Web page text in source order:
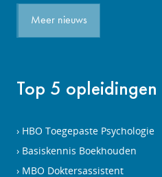
Meer nieuws
Top 5 opleidingen
HBO Toegepaste Psychologie
Basiskennis Boekhouden
MBO Doktersassistent